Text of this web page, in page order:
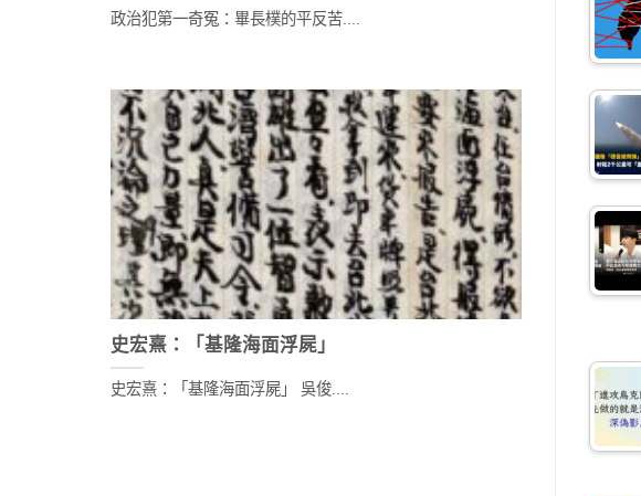
政治犯第一奇冤：畢長樸的平反苦....
史宏熹：「基隆海面浮屍」
史宏熹：「基隆海面浮屍」 吳俊....